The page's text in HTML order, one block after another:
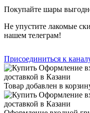
Покупайте шары
Не упустите лакомые
нашем телеграм!
Присоединиться к
Товар добавлен в